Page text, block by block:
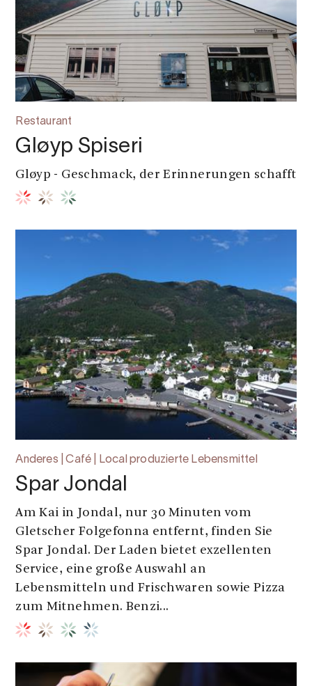
Restaurant
Gløyp Spiseri
Gløyp - Geschmack, der Erinnerungen schafft
Anderes | Café | Local produzierte Lebensmittel
Spar Jondal
Am Kai in Jondal, nur 30 Minuten vom
Gletscher Folgefonna entfernt, finden Sie
Spar Jondal. Der Laden bietet exzellenten
Service, eine große Auswahl an
Lebensmitteln und Frischwaren sowie Pizza
zum Mitnehmen. Benzi...